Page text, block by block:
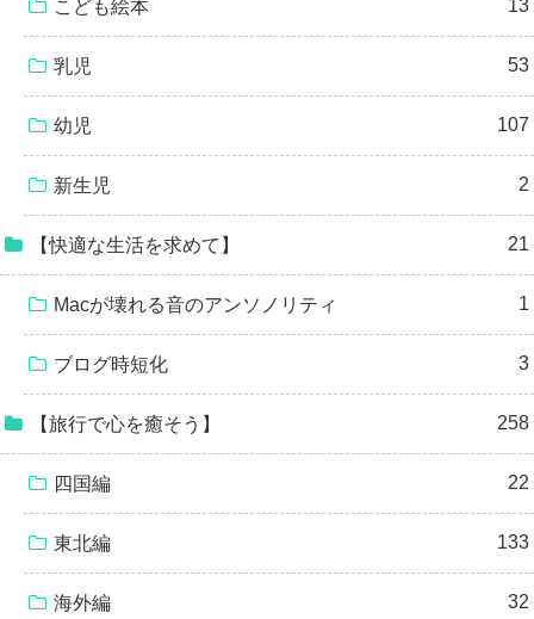
こども絵本 13
乳児 53
幼児 107
新生児 2
【快適な生活を求めて】 21
Macが壊れる音のアンソノリティ 1
ブログ時短化 3
【旅行で心を癒そう】 258
四国編 22
東北編 133
海外編 32